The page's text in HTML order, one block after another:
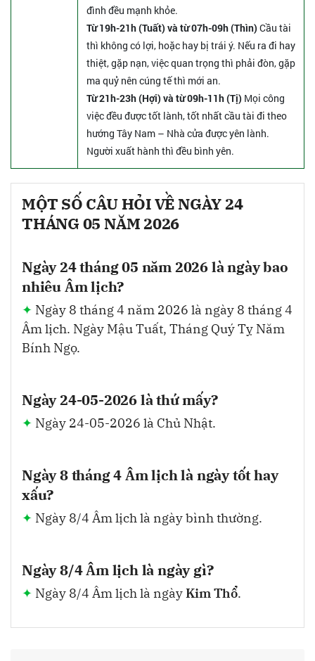
đình đều mạnh khỏe.
Từ 19h-21h (Tuất) và từ 07h-09h (Thìn) Cầu tài
thì không có lợi, hoặc hay bị trái ý. Nếu ra đi hay
thiệt, gặp nạn, việc quan trọng thì phải đòn, gặp
ma quỷ nên cúng tế thì mới an.
Từ 21h-23h (Hợi) và từ 09h-11h (Tị) Mọi công
việc đều được tốt lành, tốt nhất cầu tài đi theo
hướng Tây Nam – Nhà cửa được yên lành.
Người xuất hành thì đều bình yên.
MỘT SỐ CÂU HỎI VỀ NGÀY 24
THÁNG 05 NĂM 2026
Ngày 24 tháng 05 năm 2026 là ngày bao
nhiêu Âm lịch?
Ngày 8 tháng 4 năm 2026 là ngày 8 tháng 4
Âm lịch. Ngày Mậu Tuất, Tháng Quý Tỵ Năm
Bính Ngọ.
Ngày 24-05-2026 là thứ mấy?
Ngày 24-05-2026 là Chủ Nhật.
Ngày 8 tháng 4 Âm lịch là ngày tốt hay
xấu?
Ngày 8/4 Âm lịch là ngày bình thường.
Ngày 8/4 Âm lịch là ngày gì?
Ngày 8/4 Âm lịch là ngàyKim Thổ.